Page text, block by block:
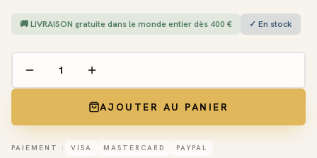
🚚 LIVRAISON gratuite dans le monde entier dès 400 € ✓ En stock
AJOUTER AU PANIER
PAIEMENT : VISA MASTERCARD PAYPAL